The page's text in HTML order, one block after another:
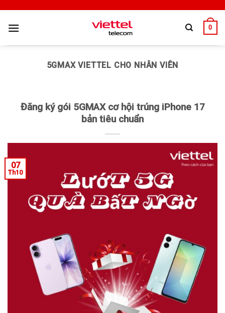
0
5GMAX VIETTEL CHO NHÂN VIÊN
Đăng ký gói 5GMAX cơ hội trúng iPhone 17
bản tiêu chuẩn
07
Th10